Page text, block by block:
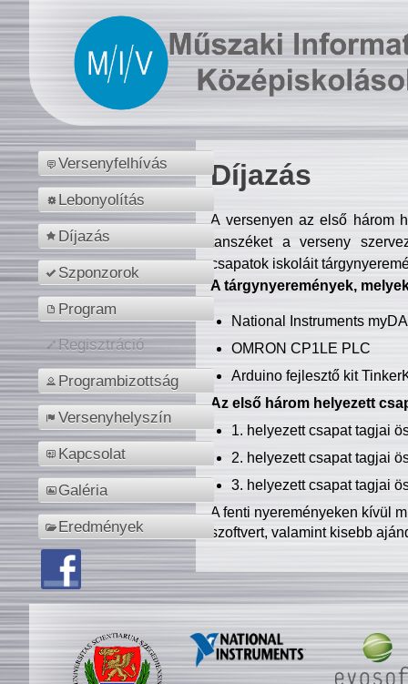
Versenyfelhívás
Lebonyolítás
Díjazás
Szponzorok
Program
Regisztráció
Programbizottság
Versenyhelyszín
Kapcsolat
Galéria
Eredmények
Díjazás
A versenyen az első három
tanszéket a verseny
csapatok iskoláit
A tárgynyeremények,
National Instruments
OMRON CP1LE PLC
Arduino fejlesztő kit
Az első három helyezett
1. helyezett csapat tagjai
2. helyezett csapat tagjai
3. helyezett csapat tagjai
A fenti nyereményeken kívül
szoftvert, valamint kisebb